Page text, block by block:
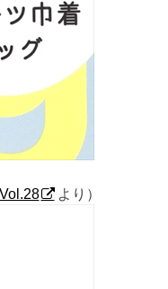
より）